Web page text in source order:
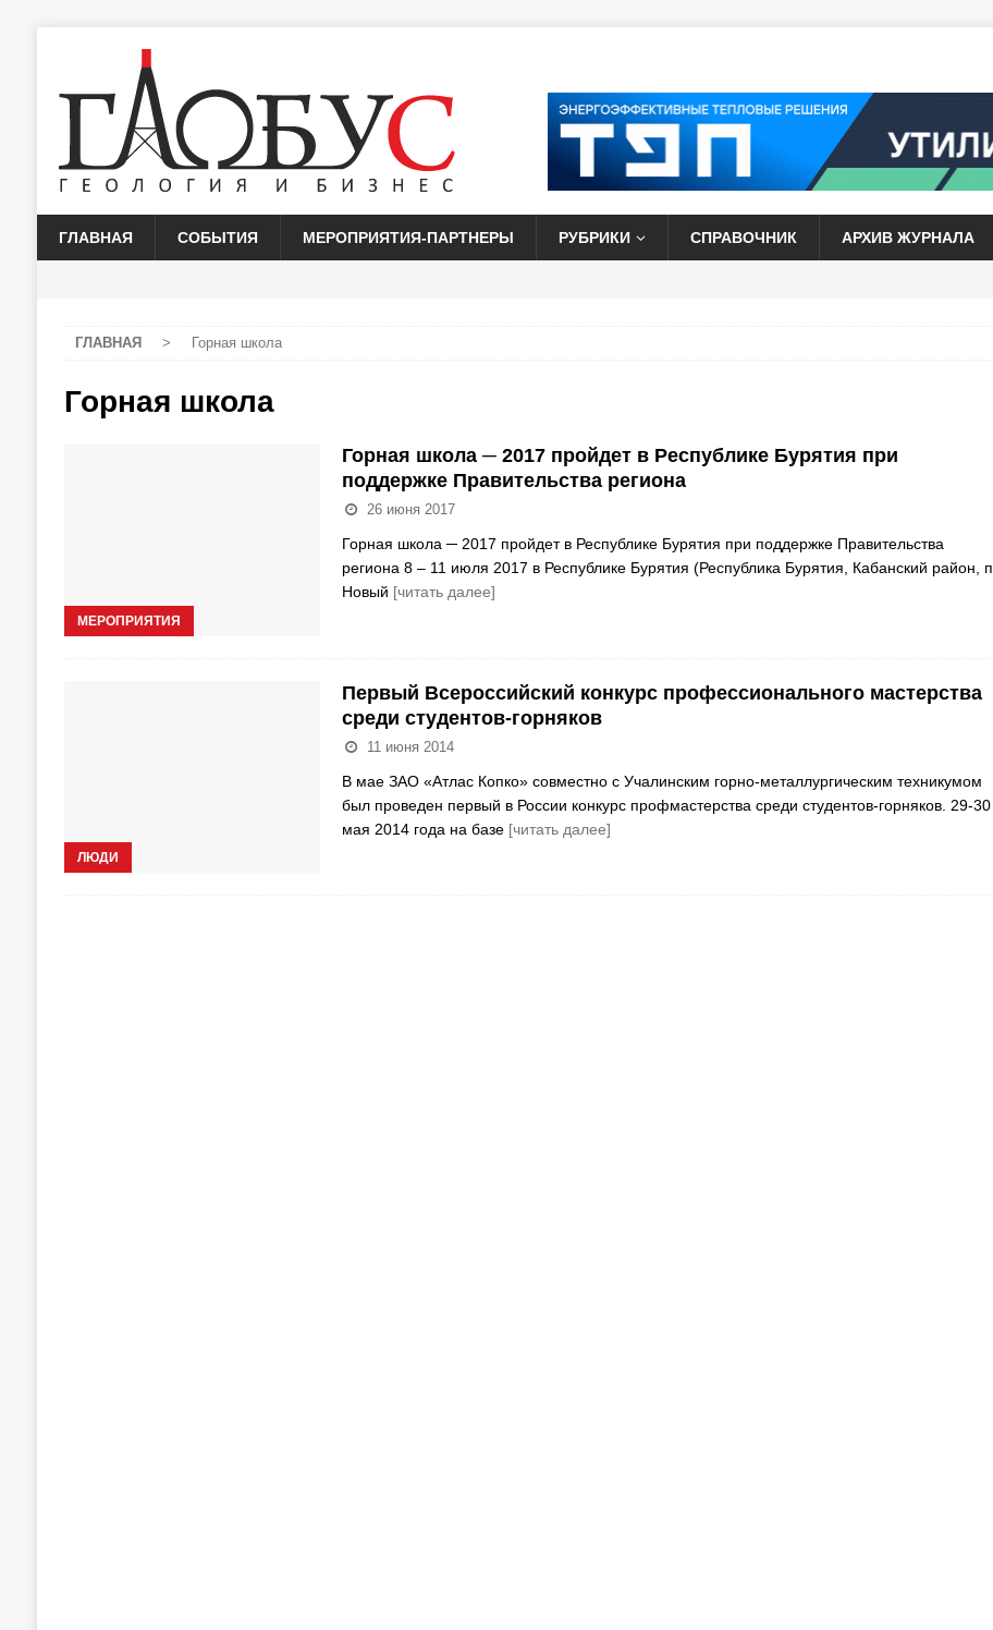
ГЛАВНАЯ СОБЫТИЯ МЕРОПРИЯТИЯ-ПАРТНЕРЫ РУБРИКИ СПРАВОЧНИК АРХИВ ЖУРНАЛА
ГЛАВНАЯ > Горная школа
Горная школа
МЕРОПРИЯТИЯ
Горная школа ─ 2017 пройдет в Республике Бурятия при
поддержке Правительства региона
26 июня 2017
Горная школа ─ 2017 пройдет в Республике Бурятия при поддержке Правительства
региона 8 – 11 июля 2017 в Республике Бурятия (Республика Бурятия, Кабанский район, п.
Новый [читать далее]
ЛЮДИ
Первый Всероссийский конкурс профессионального мастерства
среди студентов-горняков
11 июня 2014
В мае ЗАО «Атлас Копко» совместно с Учалинским горно-металлургическим техникумом
был проведен первый в России конкурс профмастерства среди студентов-горняков. 29-30
мая 2014 года на базе [читать далее]